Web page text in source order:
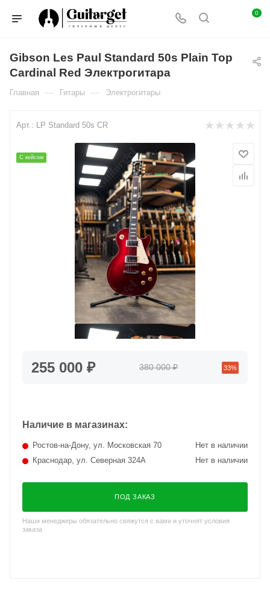
0
Gibson Les Paul Standard 50s Plain Top
Cardinal Red Электрогитара
Главная — Гитары — Электрогитары
Арт.: LP Standard 50s CR
С кейсом
255 000 ₽ 380 000 ₽ 33%
Наличие в магазинах:
Краснодар, ул. Северная 324А Нет в наличии
Ростов-на-Дону, ул. Московская 70 Нет в наличии
ПОД ЗАКАЗ
Наши менеджеры обязательно свяжутся с вами и уточнят условия
заказа